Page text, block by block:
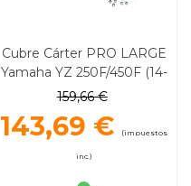
Cubre Cárter PRO LARGE
Yamaha YZ 250F/450F (14-
17) MOOSE RACING
159,66 €
143,69 € (impuestos
inc.)